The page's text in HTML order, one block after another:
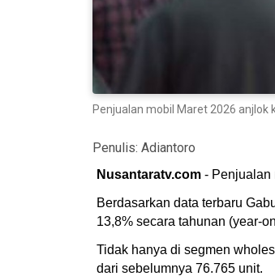
Penjualan mobil Maret 2026 anjlok
Penulis: Adiantoro
Nusantaratv.com - Penjualan
Berdasarkan data terbaru
13,8% secara tahunan (year-
Tidak hanya di segmen
dari sebelumnya 76.765 unit.